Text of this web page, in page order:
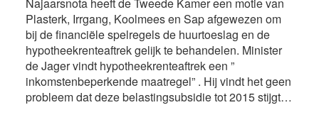
Najaarsnota heeft de Tweede Kamer een motie van
Plasterk, Irrgang, Koolmees en Sap afgewezen om
bij de financiële spelregels de huurtoeslag en de
hypotheekrenteaftrek gelijk te behandelen. Minister
de Jager vindt hypotheekrenteaftrek een ”
inkomstenbeperkende maatregel” . Hij vindt het geen
probleem dat deze belastingsubsidie tot 2015 stijgt…